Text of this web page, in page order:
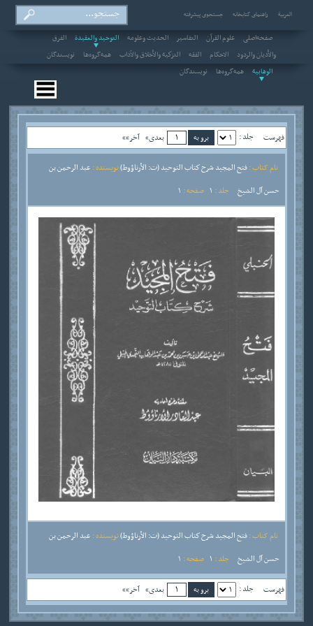
العربیة راهنمای کتابخانه جستجوی پیشرفته
صفحه‌اصلی علوم القرآن التفاسير الحديث وعلومه التوحيد والعقيدة
الفرق
والأديان والردود
الاحکام الفقه التزكية والأخلاق والآداب همه‌گروه‌ها
نویسندگان
الوهابية
همه‌گروه‌ها نویسندگان
فهرست جلد : بعدی» آخر»»
نام کتاب :فتح المجيد شرح كتاب التوحيد (ت: الأرناؤوط)نویسنده : عبد الرحمن بن
حسن آل الشيخ
جلد : صفحه :
نام کتاب :فتح المجيد شرح كتاب التوحيد (ت: الأرناؤوط)نویسنده : عبد الرحمن بن
حسن آل الشيخ
جلد : صفحه :
فهرست جلد : بعدی» آخر»»